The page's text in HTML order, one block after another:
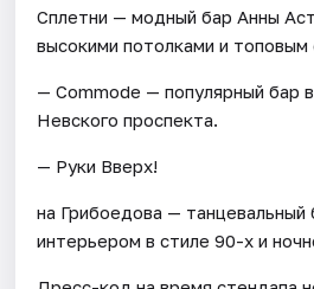
Сплетни — модный бар Анны
высокими потолками и топовым
— Commode — популярный бар
Невского проспекта.
— Руки Вверх!
на Грибоедова —
интерьером в стиле 90-х и